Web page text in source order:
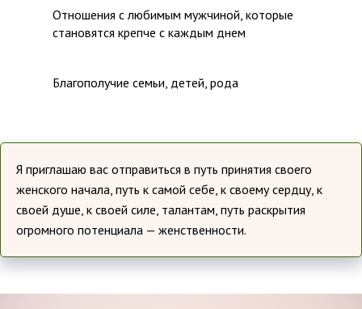
Отношения с любимым мужчиной, которые
становятся крепче с каждым днем
Благополучие семьи, детей, рода
Я приглашаю вас отправиться в путь принятия своего
женского начала, путь к самой себе, к своему сердцу, к
своей душе, к своей силе, талантам, путь раскрытия
огромного потенциала — женственности.